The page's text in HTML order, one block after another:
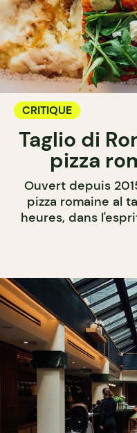
CRITIQUE
Taglio di
pizza
Ouvert depuis
pizza romaine al
heures, dans